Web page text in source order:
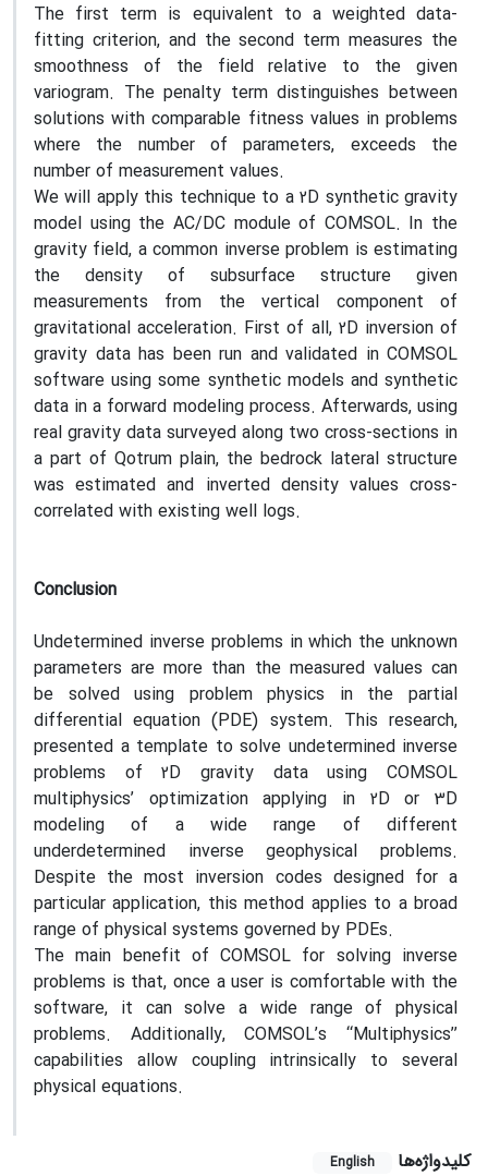
The first term is equivalent to a weighted data-
fitting criterion, and the second term measures the
smoothness of the field relative to the given
variogram. The penalty term distinguishes between
solutions with comparable fitness values in problems
where the number of parameters, exceeds the
number of measurement values.
We will apply this technique to a 2D synthetic gravity
model using the AC/DC module of COMSOL. In the
gravity field, a common inverse problem is estimating
the density of subsurface structure given
measurements from the vertical component of
gravitational acceleration. First of all, 2D inversion of
gravity data has been run and validated in COMSOL
software using some synthetic models and synthetic
data in a forward modeling process. Afterwards, using
real gravity data surveyed along two cross-sections in
a part of Qotrum plain, the bedrock lateral structure
was estimated and inverted density values cross-
correlated with existing well logs.
Conclusion
Undetermined inverse problems in which the unknown
parameters are more than the measured values can
be solved using problem physics in the partial
differential equation (PDE) system. This research,
presented a template to solve undetermined inverse
problems of 2D gravity data using COMSOL
multiphysics’ optimization applying in 2D or 3D
modeling of a wide range of different
underdetermined inverse geophysical problems.
Despite the most inversion codes designed for a
particular application, this method applies to a broad
range of physical systems governed by PDEs.
The main benefit of COMSOL for solving inverse
problems is that, once a user is comfortable with the
software, it can solve a wide range of physical
problems. Additionally, COMSOL’s ‘‘Multiphysics’’
capabilities allow coupling intrinsically to several
physical equations.
کلیدواژه‌ها English